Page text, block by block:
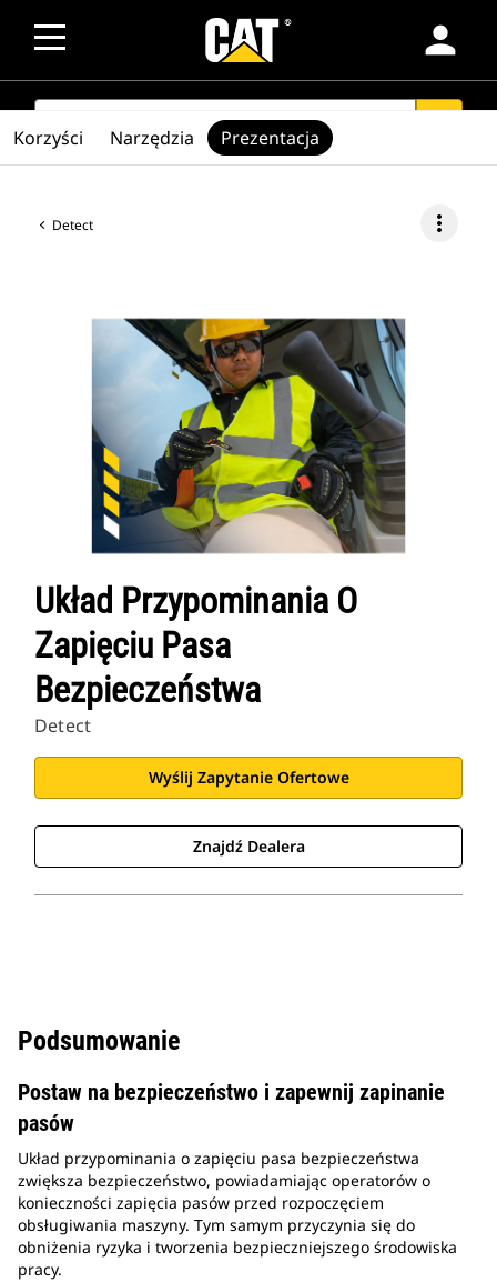
person
SEARCH
Detect more_vert
Układ Przypominania O
Zapięciu Pasa
Bezpieczeństwa
Detect
Wyślij Zapytanie Ofertowe
Znajdź Dealera
Korzyści Narzędzia Prezentacja
Podsumowanie
Postaw na bezpieczeństwo i zapewnij zapinanie
pasów
Układ przypominania o zapięciu pasa bezpieczeństwa
zwiększa bezpieczeństwo, powiadamiając operatorów o
konieczności zapięcia pasów przed rozpoczęciem
obsługiwania maszyny. Tym samym przyczynia się do
obniżenia ryzyka i tworzenia bezpieczniejszego środowiska
pracy.